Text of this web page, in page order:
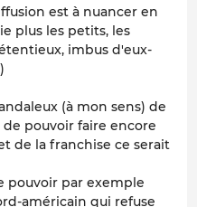
est à nuancer en
plus les petits, les
imbus d'eux-
(à mon sens) de
pouvoir faire encore
de la franchise ce serait
pouvoir par exemple
américain qui refuse